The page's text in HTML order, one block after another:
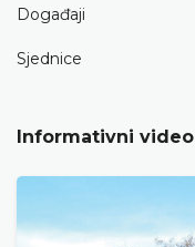
Događaji
Sjednice
Informativni video